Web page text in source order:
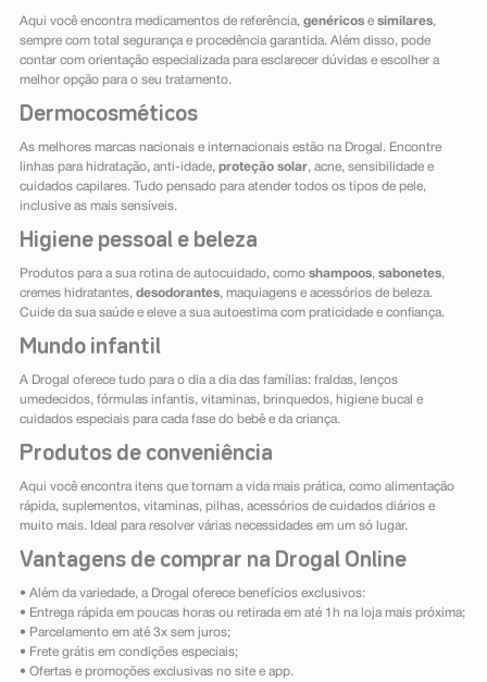
Aqui você encontra medicamentos de referência, genéricose similares,
sempre com total segurança e procedência garantida. Além disso, pode
contar com orientação especializada para esclarecer dúvidas e escolher a
melhor opção para o seu tratamento.
Dermocosméticos
As melhores marcas nacionais e internacionais estão na Drogal. Encontre
linhas para hidratação, anti-idade, proteção solar, acne, sensibilidade e
cuidados capilares. Tudo pensado para atender todos os tipos de pele,
inclusive as mais sensíveis.
Higiene pessoal e beleza
Produtos para a sua rotina de autocuidado, como shampoos, sabonetes,
cremes hidratantes, desodorantes, maquiagens e acessórios de beleza.
Cuide da sua saúde e eleve a sua autoestima com praticidade e confiança.
Mundo infantil
A Drogal oferece tudo para o dia a dia das famílias: fraldas, lenços
umedecidos, fórmulas infantis, vitaminas, brinquedos, higiene bucal e
cuidados especiais para cada fase do bebê e da criança.
Produtos de conveniência
Aqui você encontra itens que tornam a vida mais prática, como alimentação
rápida, suplementos, vitaminas, pilhas, acessórios de cuidados diários e
muito mais. Ideal para resolver várias necessidades em um só lugar.
Vantagens de comprar na Drogal Online
• Além da variedade, a Drogal oferece benefícios exclusivos:
• Entrega rápida em poucas horas ou retirada em até 1h na loja mais próxima;
• Parcelamento em até 3x sem juros;
• Frete grátis em condições especiais;
• Ofertas e promoções exclusivas no site e app.